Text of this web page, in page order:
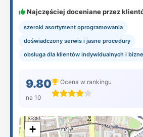
Najczęściej doceniane przez
szeroki asortyment oprogramowania
doświadczony serwis i jasne procedury
obsługa dla klientów indywidualnych i
9.80
na 10
Ocena w rankingu
+